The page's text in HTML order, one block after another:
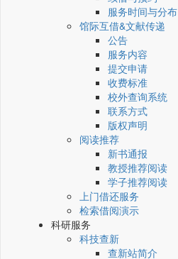
服务时间与分布
馆际互借&文献传递
公告
服务内容
提交申请
收费标准
校外查询系统
联系方式
版权声明
阅读推荐
新书通报
教授推荐阅读
学子推荐阅读
上门借还服务
检索借阅演示
科研服务
科技查新
查新站简介